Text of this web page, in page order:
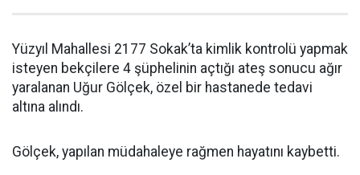
Yüzyıl Mahallesi 2177 Sokak’ta kimlik kontrolü yapmak
isteyen bekçilere 4 şüphelinin açtığı ateş sonucu ağır
yaralanan Uğur Gölçek, özel bir hastanede tedavi
altına alındı.
Gölçek, yapılan müdahaleye rağmen hayatını kaybetti.